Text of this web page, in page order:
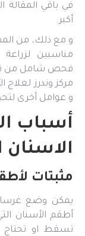
في باقي المقالة
أكبر.
و مع ذلك، من
مناسبين
فحص شامل من
مركز وندرز
و عوامل أخرى
أسباب
مثبتات
يمكن وضع
أطقم الأسنان
تسقط او تحتاج